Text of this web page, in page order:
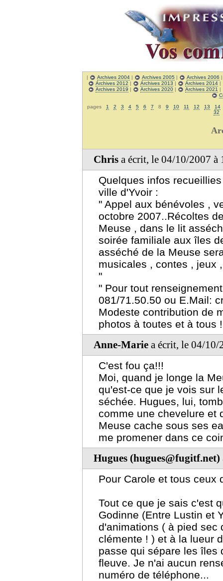
| Archives 2004 | Archives 2005 | Archives 2006
Archives 2012 | Archives 2013 | Archives 2014|
Archives 2019 | Archives 2020| Archives 2021 |
pages 1 2 3 4 5 6 7 8 9 10 11 12 13
14
32
Chris a écrit, le 04/10/2007 à
Quelques infos
ville d'Yvoir :
" Appel aux bénévoles ,
octobre 2007..Récoltes
Meuse , dans le lit
soirée familiale aux îles
asséché de la Meuse
musicales , contes , jeux
"
" Pour tout
081/71.50.50 ou E.Mail:
Modeste contribution de
photos à toutes et à tous !
Anne-Marie a écrit, le 04/10/
C'est fou ça!!!
Moi, quand je longe la
qu'est-ce que je vois sur
séchée. Hugues, lui,
comme une chevelure et
Meuse cache sous ses
me promener dans ce
Hugues (hugues@fugitf.net)
Pour Carole et tous ceux
Tout ce que je sais c'est
Godinne (Entre Lustin et
d'animations ( à pied sec
clémente ! ) et à la lueur
passe qui sépare les îles
fleuve. Je n'ai aucun
numéro de téléphone...